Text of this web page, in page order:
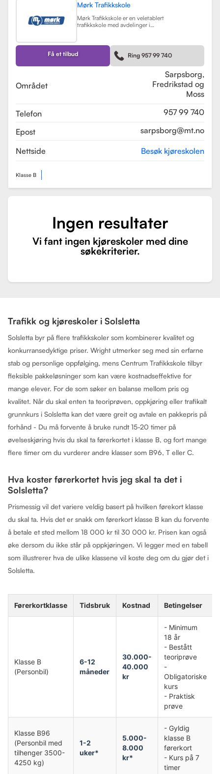
Mørk Trafikkskole
Mørk Trafikkskole er en veletablert
trafikkskole med avdelinger i
på undervisningen, og har fått
positive tilbakemeldinger fra elever,
med vurderinger som 5.0 i
Sarpsborg og 4.4 i Fredrikstad.
Få et tilbud Ring 957 99 740
Området
Sarpsborg,
Fredrikstad og
Moss
Telefon
957 99 740
Epost
sarpsborg@mt.no
Nettside Besøk kjøreskolen
Klasse B
Ingen resultater
Vi fant ingen kjøreskoler med dine
søkekriterier.
Trafikk og kjøreskoler i Solsletta
Solsletta byr på flere trafikkskoler som kombinerer kvalitet og
konkurransedyktige priser. Wright utmerker seg med sin erfarne
stab og personlige oppfølging, mens Centrum Trafikkskole tilbyr
fleksible pakkeløsninger som kan være kostnadseffektive for
mange elever. For de som søker en balanse mellom pris og
kvalitet. Når du skal enten ta teoriprøven, oppkjøring eller trafikalt
grunnkurs i Solsletta kan det være greit og avtale en pakkepris på
forhånd - Du må forvente å bruke rundt 15-20 timer på
øvelseskjøring hvis du skal ta førerkortet i klasse B, og fort mange
flere timer om du vurderer andre klasser som B96, T eller C.
Hva koster førerkortet hvis jeg skal ta det i
Solsletta?
Prismessig vil det variere veldig basert på hvilken førekort klasse
du skal ta. Hvis det er snakk om førerkort klasse B kan du forvente
å betale et sted mellom 18 000 kr til 30 000 kr. Prisen kan også
øke dersom du ikke står på oppkjøringen. Vi legger med en tabell
som illustrerer hva de ulike klassene vil koste deg om du gjør det i
Solsletta.
Førerkortklasse Tidsbruk Kostnad Betingelser
Klasse B
(Personbil)
6-12
måneder
30.000-
40.000
kr
- Minimum
18 år
- Bestått
teoriprøve
-
Obligatoriske
kurs
- Praktisk
prøve
Klasse B96
(Personbil med
tilhenger 3500-
4250 kg)
1-2
uker*
5.000-
8.000
kr*
- Gyldig
klasse B
førerkort
- Kurs på 7
timer